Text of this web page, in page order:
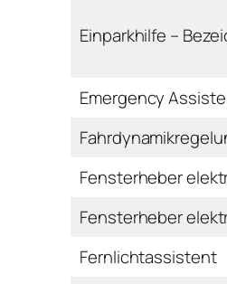
Einparkhilfe –
Emergency
Fensterheber
Fensterheber
Fernlichtassistent